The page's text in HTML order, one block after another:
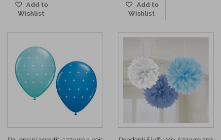
Add to
Wishlist
Add to
Wishlist